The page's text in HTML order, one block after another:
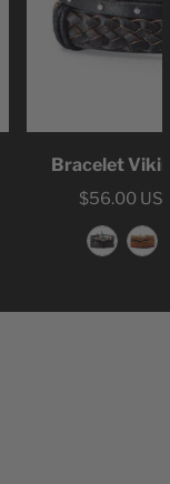
options
Bracelet
Sale
price
$56.00
Regular
price